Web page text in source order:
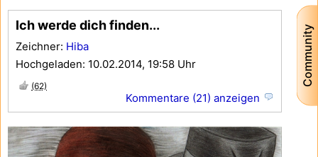
Community
Ich werde dich finden...
Zeichner: Hiba
Hochgeladen: 10.02.2014, 19:58 Uhr
(62)
Kommentare (21) anzeigen